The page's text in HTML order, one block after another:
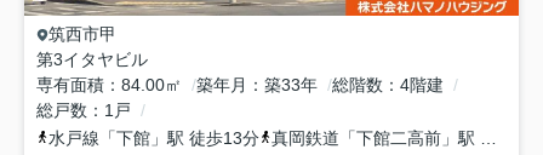
筑西市甲
第3イタヤビル
専有面積
84.00㎡ 築年月 築33年 総階数
4階建
総戸数
1戸
水戸線 「下館 」駅 徒歩13分 真岡鉄道 「下館二高前 」駅 徒歩20分